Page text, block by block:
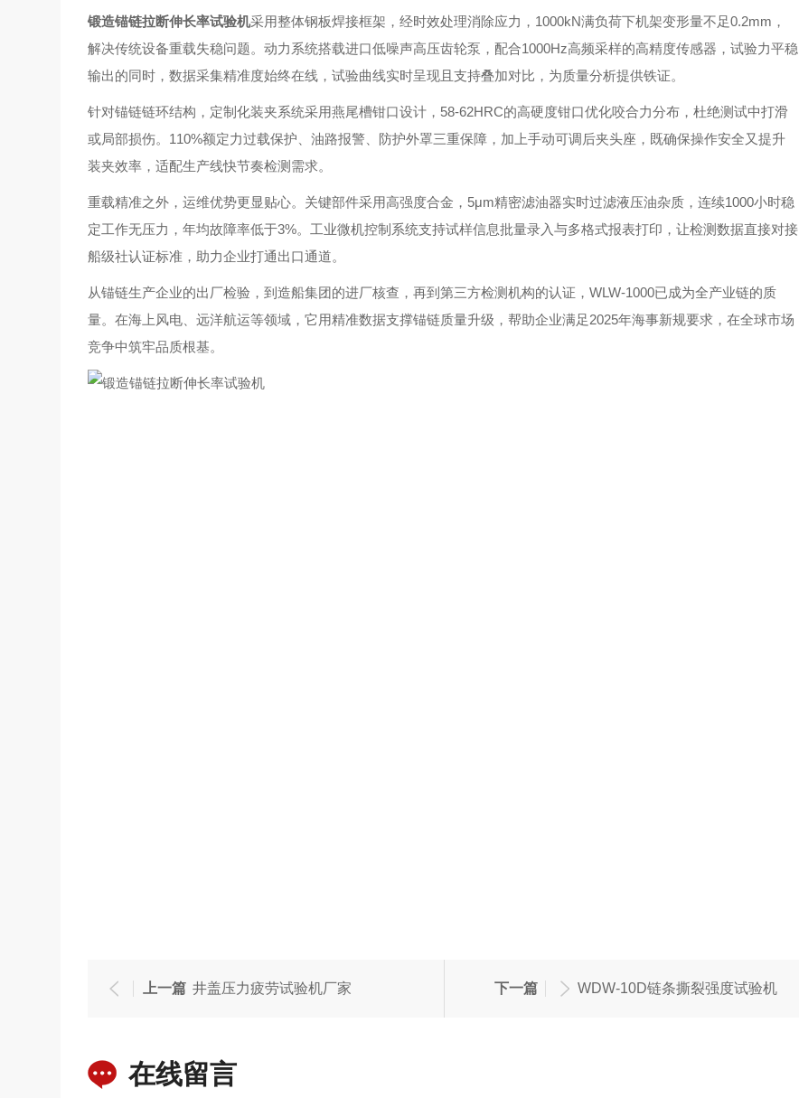
锻造锚链拉断伸长率试验机采用整体钢板焊接框架，经时效处理消除应力，1000kN满负荷下机架变形量不足0.2mm，
解决传统设备重载失稳问题。动力系统搭载进口低噪声高压齿轮泵，配合1000Hz高频采样的高精度传感器，试验力平稳
输出的同时，数据采集精准度始终在线，试验曲线实时呈现且支持叠加对比，为质量分析提供铁证。
针对锚链链环结构，定制化装夹系统采用燕尾槽钳口设计，58-62HRC的高硬度钳口优化咬合力分布，杜绝测试中打滑
或局部损伤。110%额定力过载保护、油路报警、防护外罩三重保障，加上手动可调后夹头座，既确保操作安全又提升
装夹效率，适配生产线快节奏检测需求。
重载精准之外，运维优势更显贴心。关键部件采用高强度合金，5μm精密滤油器实时过滤液压油杂质，连续1000小时稳
定工作无压力，年均故障率低于3%。工业微机控制系统支持试样信息批量录入与多格式报表打印，让检测数据直接对接
船级社认证标准，助力企业打通出口通道。
从锚链生产企业的出厂检验，到造船集团的进厂核查，再到第三方检测机构的认证，WLW-1000已成为全产业链的质
量。在海上风电、远洋航运等领域，它用精准数据支撑锚链质量升级，帮助企业满足2025年海事新规要求，在全球市场
竞争中筑牢品质根基。
上一篇 井盖压力疲劳试验机厂家 下一篇 WDW-10D链条撕裂强度试验机
在线留言